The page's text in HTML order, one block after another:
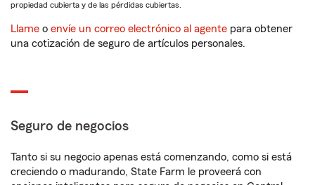
propiedad cubierta y de las pérdidas cubiertas.
Llame o envíe un correo electrónico al agente para obtener
una cotización de seguro de artículos personales.
Seguro de negocios
Tanto si su negocio apenas está comenzando, como si está
creciendo o madurando, State Farm le proveerá con